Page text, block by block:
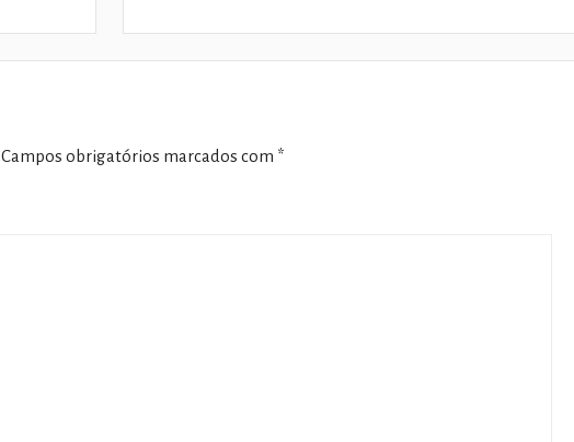
Campos obrigatórios marcados com *